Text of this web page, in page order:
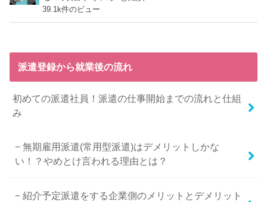
39.1k件のビュー
派遣登録から就業後の流れ
初めての派遣社員！派遣の仕事開始までの流れと仕組
み
無期雇用派遣(常用型派遣)はデメリットしかな
い！？やめとけ言われる理由とは？
紹介予定派遣をする企業側のメリットとデメリット